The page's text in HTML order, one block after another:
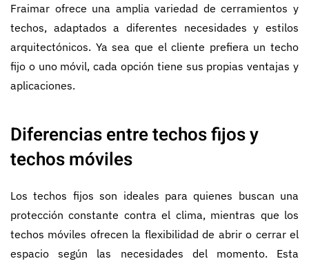
Fraimar ofrece una amplia variedad de cerramientos y
techos, adaptados a diferentes necesidades y estilos
arquitectónicos. Ya sea que el cliente prefiera un techo
fijo o uno móvil, cada opción tiene sus propias ventajas y
aplicaciones.
Diferencias entre techos fijos y
techos móviles
Los techos fijos son ideales para quienes buscan una
protección constante contra el clima, mientras que los
techos móviles ofrecen la flexibilidad de abrir o cerrar el
espacio según las necesidades del momento. Esta